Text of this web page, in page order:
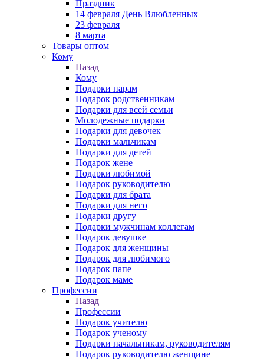
Праздник
14 февраля День Влюбленных
23 февраля
8 марта
Товары оптом
Кому
Назад
Кому
Подарки парам
Подарок родственникам
Подарки для всей семьи
Молодежные подарки
Подарки для девочек
Подарки мальчикам
Подарки для детей
Подарок жене
Подарки любимой
Подарок руководителю
Подарки для брата
Подарки для него
Подарки другу
Подарки мужчинам коллегам
Подарок девушке
Подарок для женщины
Подарок для любимого
Подарок папе
Подарок маме
Профессии
Назад
Профессии
Подарок учителю
Подарок ученому
Подарки начальникам, руководителям
Подарок руководителю женщине